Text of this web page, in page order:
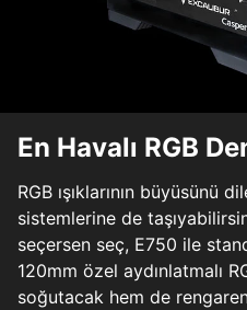
En Havalı RGB
RGB ışıklarının büyüsünü
sistemlerine de
seçersen seç, E750 ile
120mm özel aydınlatmalı
soğutacak hem de